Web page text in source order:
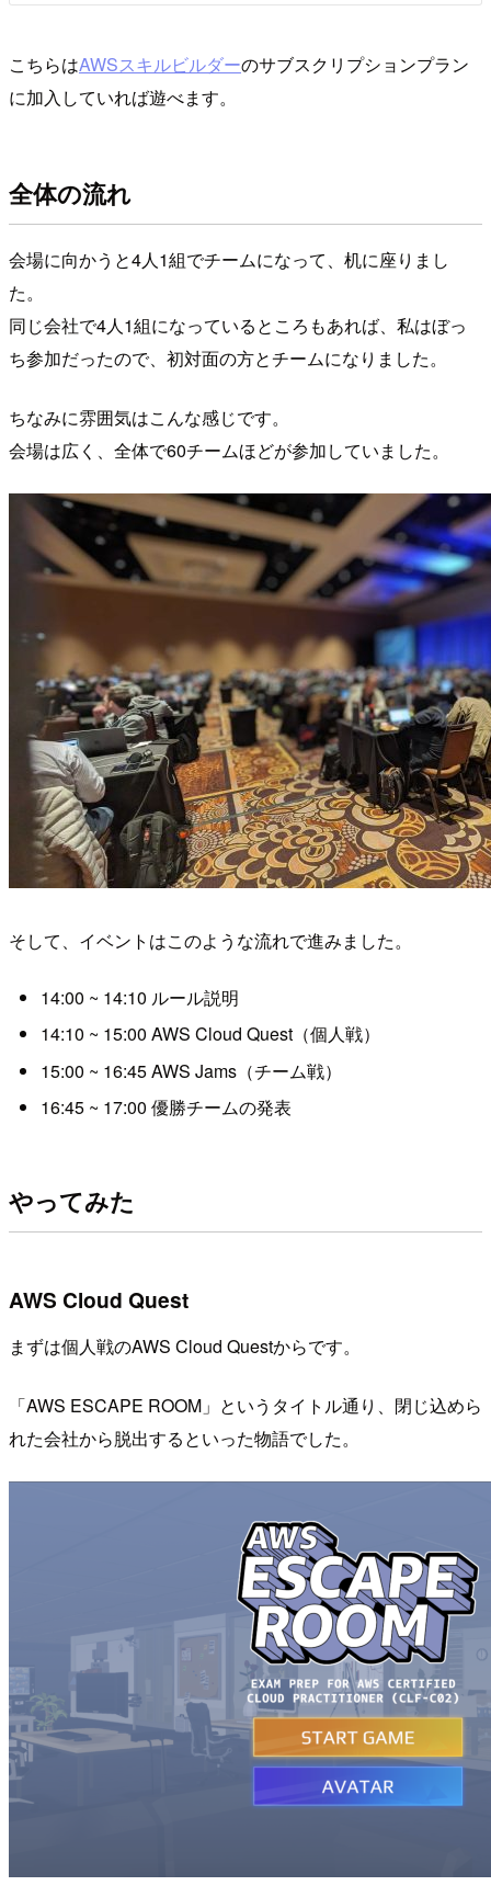
こちらはAWSスキルビルダーのサブスクリプションプラン
に加入していれば遊べます。
全体の流れ
会場に向かうと4人1組でチームになって、机に座りまし
た。
同じ会社で4人1組になっているところもあれば、私はぼっ
ち参加だったので、初対面の方とチームになりました。
ちなみに雰囲気はこんな感じです。
会場は広く、全体で60チームほどが参加していました。
そして、イベントはこのような流れで進みました。
14:00 ~ 14:10 ルール説明
14:10 ~ 15:00 AWS Cloud Quest（個人戦）
15:00 ~ 16:45 AWS Jams（チーム戦）
16:45 ~ 17:00 優勝チームの発表
やってみた
AWS Cloud Quest
まずは個人戦のAWS Cloud Questからです。
「AWS ESCAPE ROOM」というタイトル通り、閉じ込めら
れた会社から脱出するといった物語でした。